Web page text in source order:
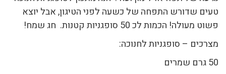
טעים שדורש התפחה של כשעה לפני הטיגון, אבל יוצא
פשוט מעולה! הכמות לכ 50 סופגניות קטנות. חג שמח!
מצרכים – סופגניות לחנוכה:
50 גרם שמרים